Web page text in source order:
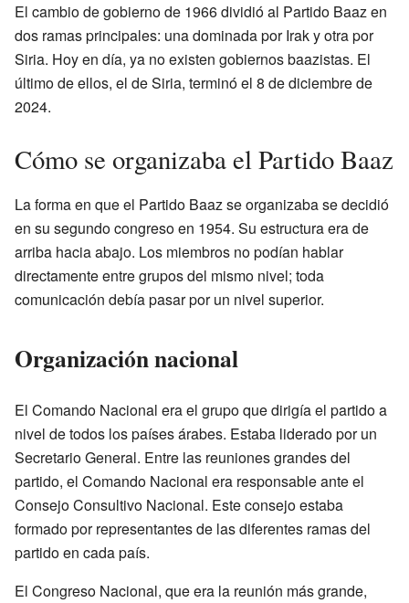
El cambio de gobierno de 1966 dividió al Partido Baaz en
dos ramas principales: una dominada por Irak y otra por
Siria. Hoy en día, ya no existen gobiernos baazistas. El
último de ellos, el de Siria, terminó el 8 de diciembre de
2024.
Cómo se organizaba el Partido Baaz
La forma en que el Partido Baaz se organizaba se decidió
en su segundo congreso en 1954. Su estructura era de
arriba hacia abajo. Los miembros no podían hablar
directamente entre grupos del mismo nivel; toda
comunicación debía pasar por un nivel superior.
Organización nacional
El Comando Nacional era el grupo que dirigía el partido a
nivel de todos los países árabes. Estaba liderado por un
Secretario General. Entre las reuniones grandes del
partido, el Comando Nacional era responsable ante el
Consejo Consultivo Nacional. Este consejo estaba
formado por representantes de las diferentes ramas del
partido en cada país.
El Congreso Nacional, que era la reunión más grande,